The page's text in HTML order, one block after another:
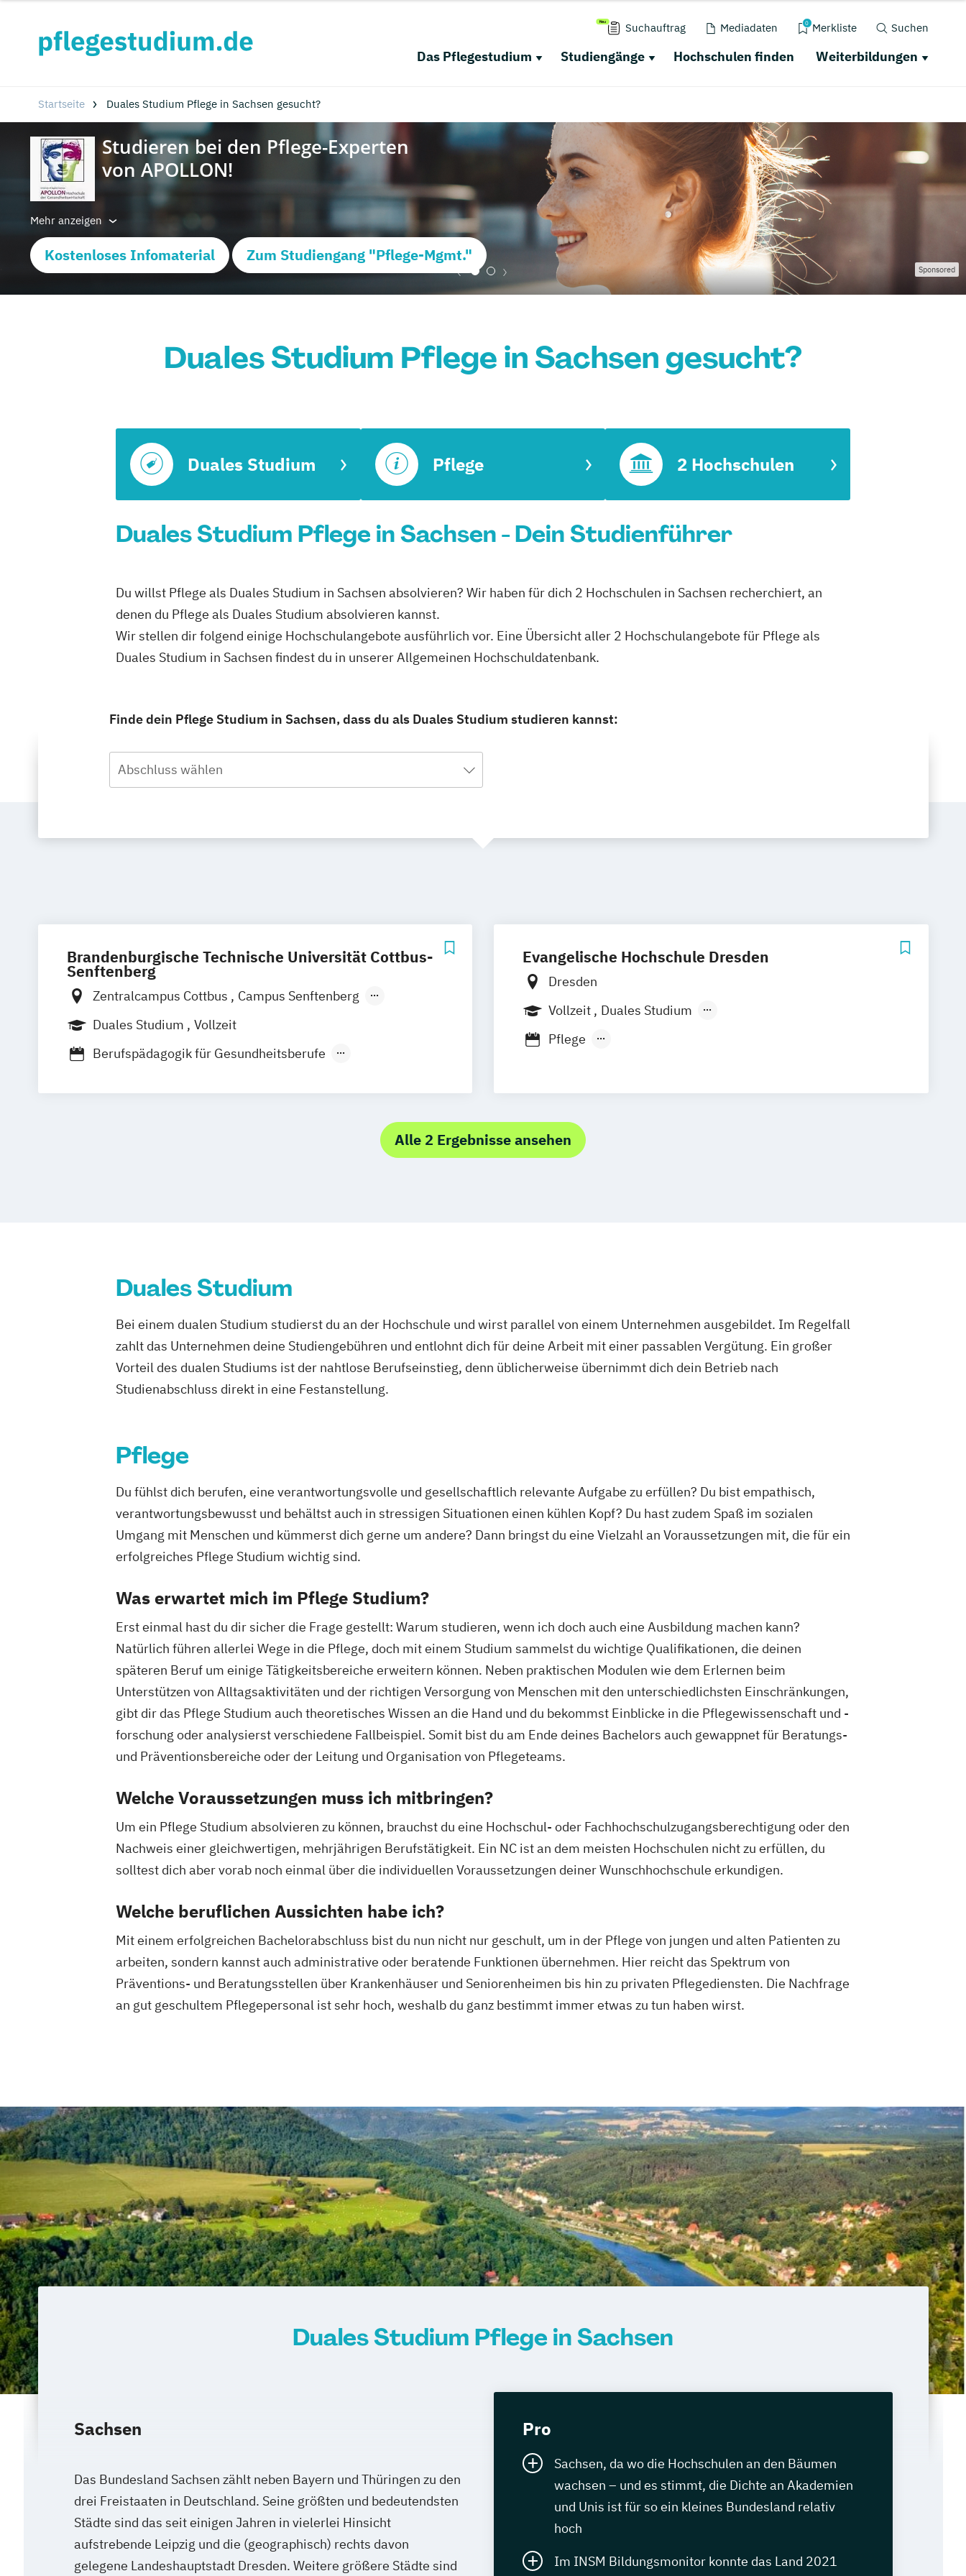
Suchauftrag Mediadaten 0 Merkliste Suchen
Das Pflegestudium Studiengänge Hochschulen finden Weiterbildungen
Startseite Duales Studium Pflege in Sachsen gesucht?
Mehr anzeigen
Kostenloses Infomaterial Zum Studiengang "Pflege-Mgmt."
Sponsored
Duales Studium Pflege in Sachsen gesucht?
Duales Studium Pflege 2 Hochschulen
Duales Studium Pflege in Sachsen - Dein Studienführer
Du willst Pflege als Duales Studium in Sachsen absolvieren? Wir haben für dich 2 Hochschulen in Sachsen recherchiert, an
denen du Pflege als Duales Studium absolvieren kannst.
Wir stellen dir folgend einige Hochschulangebote ausführlich vor. Eine Übersicht aller 2 Hochschulangebote für Pflege als
Duales Studium in Sachsen findest du in unserer Allgemeinen Hochschuldatenbank.
Finde dein Pflege Studium in Sachsen, dass du als Duales Studium studieren kannst:
Abschluss wählen
Brandenburgische Technische Universität Cottbus-
Senftenberg
Zentralcampus Cottbus
Campus Senftenberg
Campus Cottbus-Sachsendorf
Duales Studium
Vollzeit
Berufspädagogik für Gesundheitsberufe
Evangelische Hochschule Dresden
Dresden
Vollzeit
Duales Studium
Berufsbegleitendes Präsenzstudium
Pflege
Alle 2 Ergebnisse ansehen
Duales Studium
Bei einem dualen Studium studierst du an der Hochschule und wirst parallel von einem Unternehmen ausgebildet. Im Regelfall
zahlt das Unternehmen deine Studiengebühren und entlohnt dich für deine Arbeit mit einer passablen Vergütung. Ein großer
Vorteil des dualen Studiums ist der nahtlose Berufseinstieg, denn üblicherweise übernimmt dich dein Betrieb nach
Studienabschluss direkt in eine Festanstellung.
Pflege
Du fühlst dich berufen, eine verantwortungsvolle und gesellschaftlich relevante Aufgabe zu erfüllen? Du bist empathisch,
verantwortungsbewusst und behältst auch in stressigen Situationen einen kühlen Kopf? Du hast zudem Spaß im sozialen
Umgang mit Menschen und kümmerst dich gerne um andere? Dann bringst du eine Vielzahl an Voraussetzungen mit, die für ein
erfolgreiches Pflege Studium wichtig sind.
Was erwartet mich im Pflege Studium?
Erst einmal hast du dir sicher die Frage gestellt: Warum studieren, wenn ich doch auch eine Ausbildung machen kann?
Natürlich führen allerlei Wege in die Pflege, doch mit einem Studium sammelst du wichtige Qualifikationen, die deinen
späteren Beruf um einige Tätigkeitsbereiche erweitern können. Neben praktischen Modulen wie dem Erlernen beim
Unterstützen von Alltagsaktivitäten und der richtigen Versorgung von Menschen mit den unterschiedlichsten Einschränkungen,
gibt dir das Pflege Studium auch theoretisches Wissen an die Hand und du bekommst Einblicke in die Pflegewissenschaft und -
forschung oder analysierst verschiedene Fallbeispiel. Somit bist du am Ende deines Bachelors auch gewappnet für Beratungs-
und Präventionsbereiche oder der Leitung und Organisation von Pflegeteams.
Welche Voraussetzungen muss ich mitbringen?
Um ein Pflege Studium absolvieren zu können, brauchst du eine Hochschul- oder Fachhochschulzugangsberechtigung oder den
Nachweis einer gleichwertigen, mehrjährigen Berufstätigkeit. Ein NC ist an dem meisten Hochschulen nicht zu erfüllen, du
solltest dich aber vorab noch einmal über die individuellen Voraussetzungen deiner Wunschhochschule erkundigen.
Welche beruflichen Aussichten habe ich?
Mit einem erfolgreichen Bachelorabschluss bist du nun nicht nur geschult, um in der Pflege von jungen und alten Patienten zu
arbeiten, sondern kannst auch administrative oder beratende Funktionen übernehmen. Hier reicht das Spektrum von
Präventions- und Beratungsstellen über Krankenhäuser und Seniorenheimen bis hin zu privaten Pflegediensten. Die Nachfrage
an gut geschultem Pflegepersonal ist sehr hoch, weshalb du ganz bestimmt immer etwas zu tun haben wirst.
Duales Studium Pflege in Sachsen
Sachsen
Das Bundesland Sachsen zählt neben Bayern und Thüringen zu den
drei Freistaaten in Deutschland. Seine größten und bedeutendsten
Städte sind das seit einigen Jahren in vielerlei Hinsicht
aufstrebende Leipzig und die (geographisch) rechts davon
gelegene Landeshauptstadt Dresden. Weitere größere Städte sind
Pro
Sachsen, da wo die Hochschulen an den Bäumen
wachsen – und es stimmt, die Dichte an Akademien
und Unis ist für so ein kleines Bundesland relativ
hoch
Im INSM Bildungsmonitor konnte das Land 2021